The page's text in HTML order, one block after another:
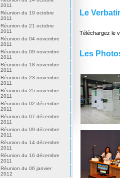
2011
Réunion du 19 octobre
2011
Réunion du 21 octobre
2011
Réunion du 04 novembre
2011
Réunion du 09 novembre
2011
Réunion du 18 novembre
2011
Réunion du 23 novembre
2011
Réunion du 25 novembre
2011
Réunion du 02 décembre
2011
Réunion du 07 décembre
2011
Réunion du 09 décembre
2011
Réunion du 14 décembre
2011
Réunion du 16 décembre
2011
Réunion du 06 janvier
2012
Le
Téléchargez le
Les